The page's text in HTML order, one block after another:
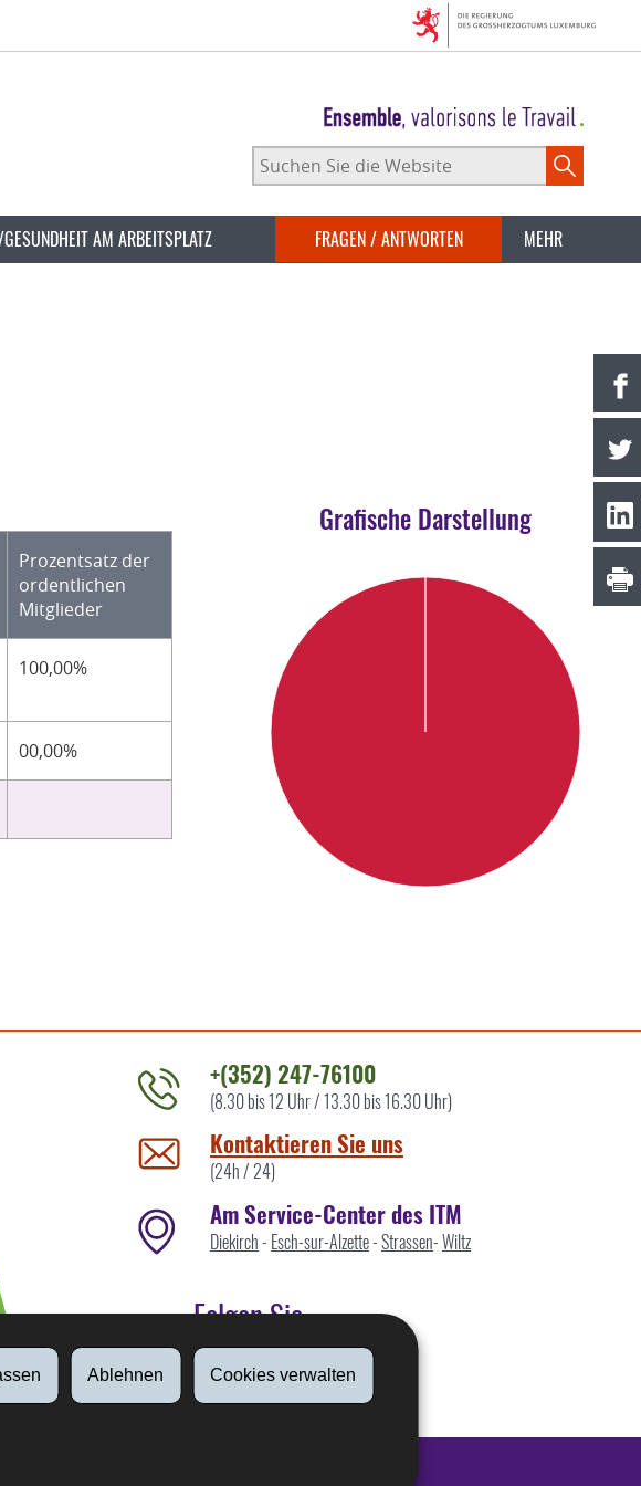
Ablehnen Cookies verwalten
Suchen
Sie
Website
AM ARBEITSPLATZ FRAGEN / ANTWORTEN MEHR
Prozentsatz der
ordentlichen
Mitglieder
100,00%
00,00%
Grafische Darstellung
Kontaktieren
Sie
uns
+(352) 247-76100
(8.30 bis 12 Uhr / 13.30 bis 16.30 Uhr)
Kontaktieren Sie uns
(24h / 24)
Am Service-Center des ITM
Diekirch- Esch-sur-Alzette-Strassen-Wiltz
Folgen Sie
Linkedin